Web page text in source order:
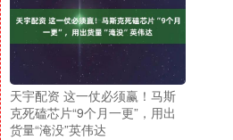
天宇配资 这一仗必须赢！马斯
克死磕芯片“9个月一更”，用出
货量“淹没”英伟达